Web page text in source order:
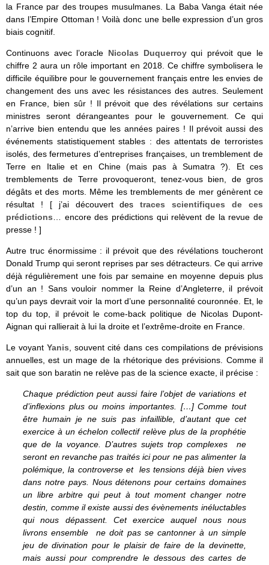
la France par des troupes musulmanes. La Baba Vanga était née
dans l’Empire Ottoman ! Voilà donc une belle expression d’un gros
biais cognitif.
Continuons avec l’oracle Nicolas Duquerroyqui prévoit que le
chiffre 2 aura un rôle important en 2018. Ce chiffre symbolisera le
difficile équilibre pour le gouvernement français entre les envies de
changement des uns avec les résistances des autres. Seulement
en France, bien sûr ! Il prévoit que des révélations sur certains
ministres seront dérangeantes pour le gouvernement. Ce qui
n’arrive bien entendu que les années paires ! Il prévoit aussi des
événements statistiquement stables : des attentats de terroristes
isolés, des fermetures d’entreprises françaises, un tremblement de
Terre en Italie et en Chine (mais pas à Sumatra ?). Et ces
tremblements de Terre provoqueront, tenez-vous bien, de gros
dégâts et des morts. Même les tremblements de mer génèrent ce
résultat ! [ j’ai découvert destraces scientifiques de ces
prédictions … encore des prédictions qui relèvent de la revue de
presse ! ]
Autre truc énormissime : il prévoit que des révélations toucheront
Donald Trump qui seront reprises par ses détracteurs. Ce qui arrive
déjà régulièrement une fois par semaine en moyenne depuis plus
d’un an ! Sans vouloir nommer la Reine d’Angleterre, il prévoit
qu’un pays devrait voir la mort d’une personnalité couronnée. Et, le
top du top, il prévoit le come-back politique de Nicolas Dupont-
Aignan qui rallierait à lui la droite et l’extrême-droite en France.
Le voyant Yanis, souvent cité dans ces compilations de prévisions
annuelles, est un mage de la rhétorique des prévisions. Comme il
sait que son baratin ne relève pas de la science exacte, il précise :
Chaque prédiction peut aussi faire l’objet de variations et
d’inflexions plus ou moins importantes. […] Comme tout
être humain je ne suis pas infaillible, d’autant que cet
exercice à un échelon collectif relève plus de la prophétie
que de la voyance. D’autres sujets trop complexes ne
seront en revanche pas traités ici pour ne pas alimenter la
polémique, la controverse et les tensions déjà bien vives
dans notre pays. Nous détenons pour certains domaines
un libre arbitre qui peut à tout moment changer notre
destin, comme il existe aussi des évènements inéluctables
qui nous dépassent. Cet exercice auquel nous nous
livrons ensemble ne doit pas se cantonner à un simple
jeu de divination pour le plaisir de faire de la devinette,
mais aussi pour comprendre le dessous des cartes de